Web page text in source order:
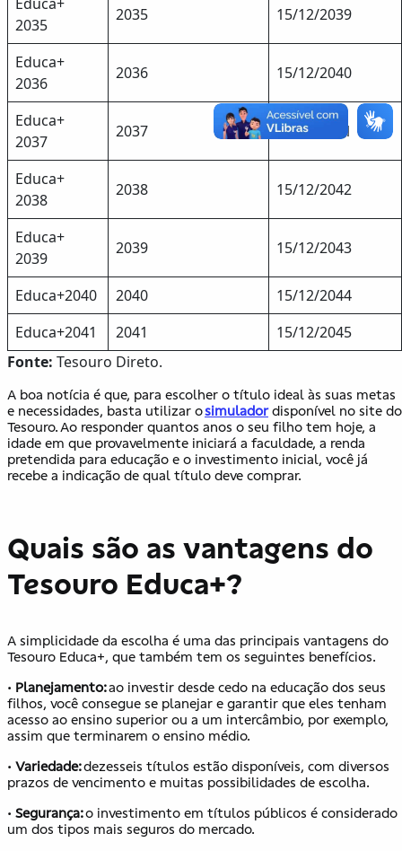
2035
2035 15/12/2039
Educa+
2036
2036 15/12/2040
Educa+
2037
2037 15/12/2041
Educa+
2038
2038 15/12/2042
Educa+
2039
2039 15/12/2043
Educa+2040 2040
15/12/2044
Educa+2041
2041
15/12/2045
Fonte: Tesouro Direto.
A boa notícia é que, para escolher o título ideal às suas metas
e necessidades, basta utilizar osimulador disponível no site do
Tesouro. Ao responder quantos anos o seu filho tem hoje, a
idade em que provavelmente iniciará a faculdade, a renda
pretendida para educação e o investimento inicial, você já
recebe a indicação de qual título deve comprar.
Quais são as vantagens do
Tesouro Educa+?
A simplicidade da escolha é uma das principais vantagens do
Tesouro Educa+, que também tem os seguintes benefícios.
• Planejamento:ao investir desde cedo na educação dos seus
filhos, você consegue se planejar e garantir que eles tenham
acesso ao ensino superior ou a um intercâmbio, por exemplo,
assim que terminarem o ensino médio.
• Variedade:dezesseis títulos estão disponíveis, com diversos
prazos de vencimento e muitas possibilidades de escolha.
• Segurança:o investimento em títulos públicos é considerado
um dos tipos mais seguros do mercado.